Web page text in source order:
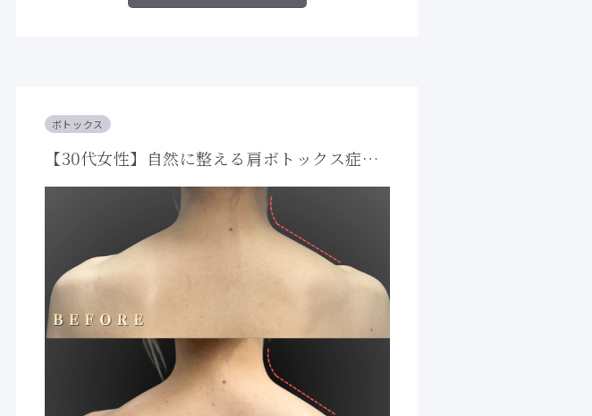
ボトックス
【30代女性】自然に整える肩ボトックス症例
｜大阪 心斎橋BiBiクリニック